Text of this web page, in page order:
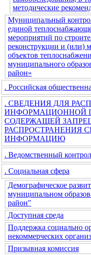
методические
Муниципальный
единой
мероприятий по
реконструкции и (или)
объектов
муниципального
район»
. Российская
. СВЕДЕНИЯ ДЛЯ
ИНФОРМАЦИОННОЙ
СОДЕРЖАЩЕЙ
РАСПРОСТРАНЕНИЯ
ИНФОРМАЦИЮ
. Ведомственный
. Социальная сфера
Демографическое
муниципальном
район"
Доступная среда
Поддержка социально
некоммерческих
Призывная комиссия